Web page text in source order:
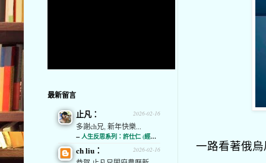
一路看著俄
最新留言
2026-02-16
止凡：
多謝ch兄, 新年快樂...
-- 人生反思系列：許仕仁 (經濟通)
2026-02-16
ch liu：